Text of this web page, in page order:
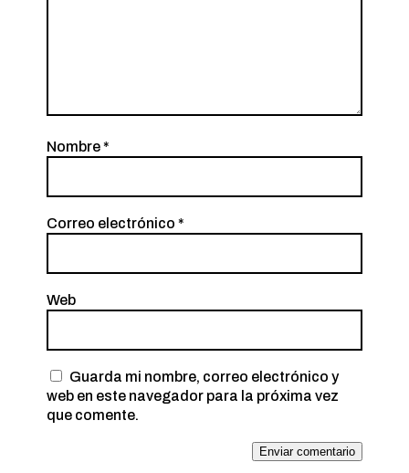
Nombre*
Correo electrónico*
Web
Guarda mi nombre, correo electrónico y
web en este navegador para la próxima vez
que comente.
Enviar comentario